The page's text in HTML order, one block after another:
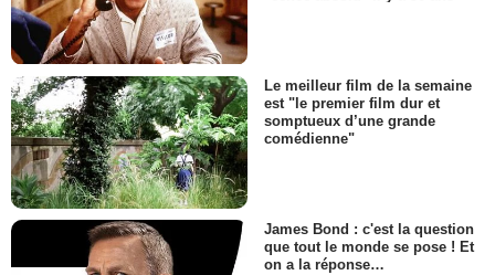
Le meilleur film de la semaine
est "le premier film dur et
somptueux d’une grande
comédienne"
James Bond : c'est la question
que tout le monde se pose ! Et
on a la réponse…